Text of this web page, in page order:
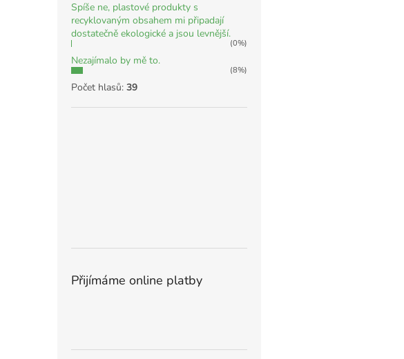
Spíše ne, plastové produkty s
recyklovaným obsahem mi připadají
dostatečně ekologické a jsou levnější.
(0%)
Nezajímalo by mě to.
(8%)
Počet hlasů: 39
Přijímáme online platby